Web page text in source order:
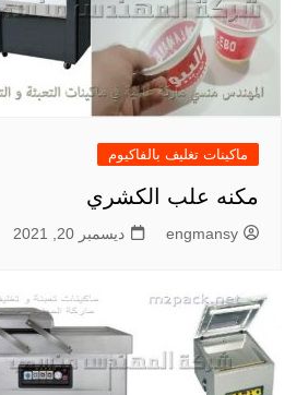
ماكينات تغليف بالفاكيوم
مكنه علب الكشري
engmansy ديسمبر 20, 2021